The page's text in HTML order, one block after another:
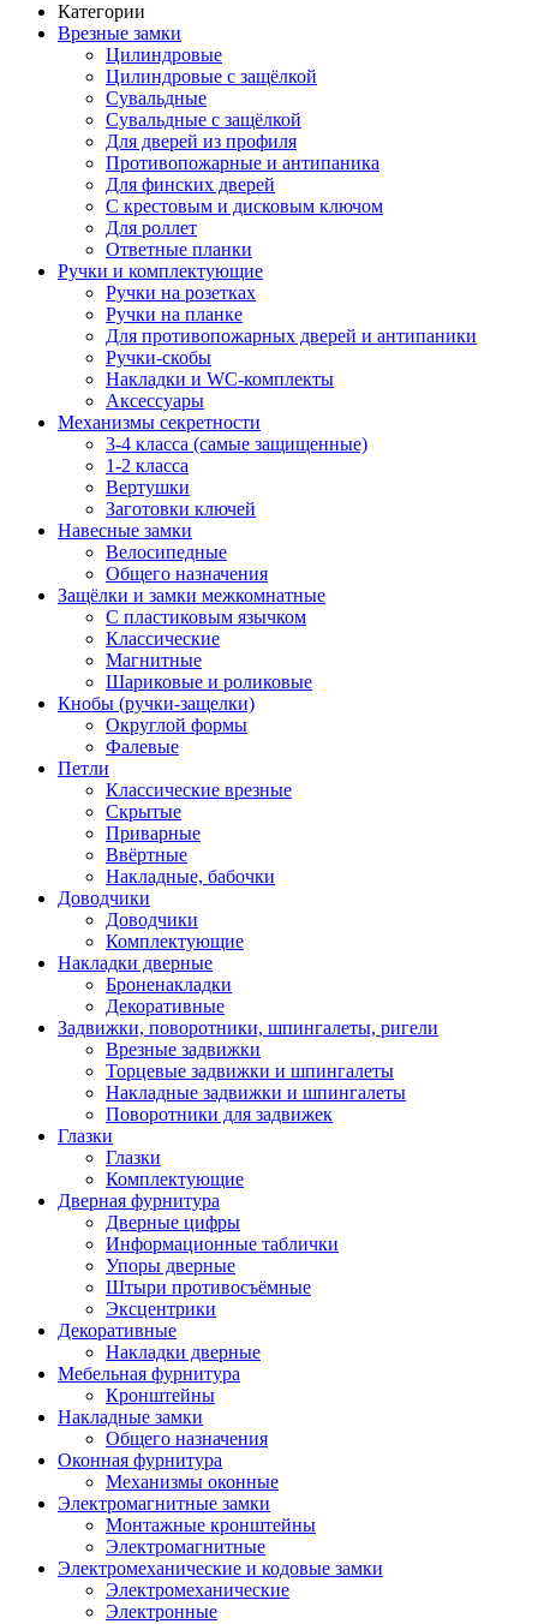
Категории
Врезные замки
Цилиндровые
Цилиндровые с защёлкой
Сувальдные
Сувальдные с защёлкой
Для дверей из профиля
Противопожарные и антипаника
Для финских дверей
С крестовым и дисковым ключом
Для роллет
Ответные планки
Ручки и комплектующие
Ручки на розетках
Ручки на планке
Для противопожарных дверей и антипаники
Ручки-скобы
Накладки и WC-комплекты
Аксессуары
Механизмы секретности
3-4 класса (самые защищенные)
1-2 класса
Вертушки
Заготовки ключей
Навесные замки
Велосипедные
Общего назначения
Защёлки и замки межкомнатные
С пластиковым язычком
Классические
Магнитные
Шариковые и роликовые
Кнобы (ручки-защелки)
Округлой формы
Фалевые
Петли
Классические врезные
Скрытые
Приварные
Ввёртные
Накладные, бабочки
Доводчики
Доводчики
Комплектующие
Накладки дверные
Броненакладки
Декоративные
Задвижки, поворотники, шпингалеты, ригели
Врезные задвижки
Торцевые задвижки и шпингалеты
Накладные задвижки и шпингалеты
Поворотники для задвижек
Глазки
Глазки
Комплектующие
Дверная фурнитура
Дверные цифры
Информационные таблички
Упоры дверные
Штыри противосъёмные
Эксцентрики
Декоративные
Накладки дверные
Мебельная фурнитура
Кронштейны
Накладные замки
Общего назначения
Оконная фурнитура
Механизмы оконные
Электромагнитные замки
Монтажные кронштейны
Электромагнитные
Электромеханические и кодовые замки
Электромеханические
Электронные